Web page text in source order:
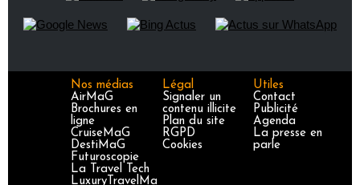
Nos médias
AirMaG
Brochures en
ligne
CruiseMaG
DestiMaG
Futuroscopie
La Travel Tech
LuxuryTravelMa
Légal
Signaler un
contenu illicite
Plan du site
RGPD
Cookies
Utiles
Contact
Publicité
Agenda
La presse en
parle